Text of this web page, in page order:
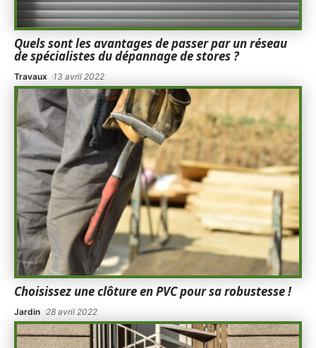
Quels sont les avantages de passer par un réseau
de spécialistes du dépannage de stores ?
Travaux 13 avril 2022
Choisissez une clôture en PVC pour sa robustesse !
Jardin 28 avril 2022